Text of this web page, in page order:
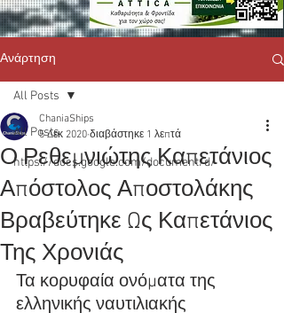
Ανάρτηση
All Posts
https://docs.google.com/document/d/
All Posts
Ο Ρεθεμνιώτης Καπετάνιος
Απόστολος Αποστολάκης
Βραβεύτηκε Ως Καπετάνιος
Της Χρονιάς
ChaniaShips
5 Δεκ 2020 διαβάστηκε 1 λεπτά
Τα κορυφαία ονόματα της
ελληνικής ναυτιλιακής